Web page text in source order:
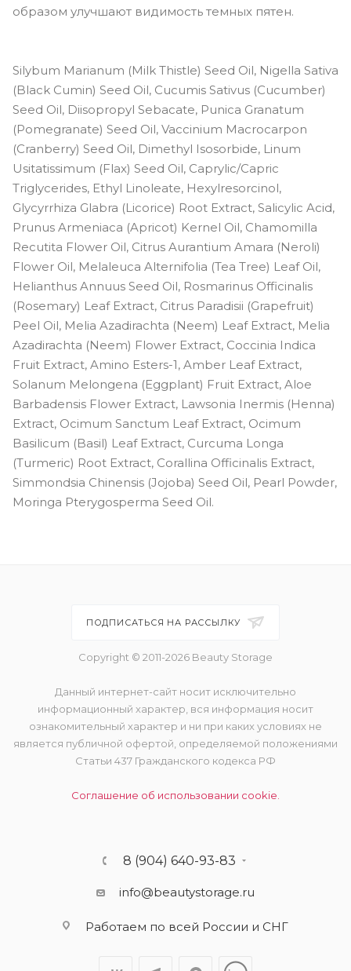
образом улучшают видимость темных пятен.
Silybum Marianum (Milk Thistle) Seed Oil, Nigella Sativa
(Black Cumin) Seed Oil, Cucumis Sativus (Cucumber)
Seed Oil, Diisopropyl Sebacate, Punica Granatum
(Pomegranate) Seed Oil, Vaccinium Macrocarpon
(Cranberry) Seed Oil, Dimethyl Isosorbide, Linum
Usitatissimum (Flax) Seed Oil, Caprylic/Capric
Triglycerides, Ethyl Linoleate, Hexylresorcinol,
Glycyrrhiza Glabra (Licorice) Root Extract, Salicylic Acid,
Prunus Armeniaca (Apricot) Kernel Oil, Chamomilla
Recutita Flower Oil, Citrus Aurantium Amara (Neroli)
Flower Oil, Melaleuca Alternifolia (Tea Tree) Leaf Oil,
Helianthus Annuus Seed Oil, Rosmarinus Officinalis
(Rosemary) Leaf Extract, Citrus Paradisii (Grapefruit)
Peel Oil, Melia Azadirachta (Neem) Leaf Extract, Melia
Azadirachta (Neem) Flower Extract, Coccinia Indica
Fruit Extract, Amino Esters-1, Amber Leaf Extract,
Solanum Melongena (Eggplant) Fruit Extract, Aloe
Barbadensis Flower Extract, Lawsonia Inermis (Henna)
Extract, Ocimum Sanctum Leaf Extract, Ocimum
Basilicum (Basil) Leaf Extract, Curcuma Longa
(Turmeric) Root Extract, Corallina Officinalis Extract,
Simmondsia Chinensis (Jojoba) Seed Oil, Pearl Powder,
Moringa Pterygosperma Seed Oil.
ПОДПИСАТЬСЯ НА РАССЫЛКУ
Copyright © 2011-2026 Beauty Storage
Данный интернет-сайт носит исключительно
информационный характер, вся информация носит
ознакомительный характер и ни при каких условиях не
является публичной офертой, определяемой положениями
Статьи 437 Гражданского кодекса РФ
Соглашение об использовании cookie.
8 (904) 640-93-83
info@beautystorage.ru
Работаем по всей России и СНГ